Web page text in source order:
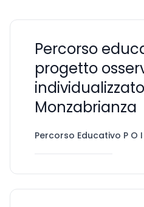
Percorso
progetto
Monzabrianza
Percorso Educativo P